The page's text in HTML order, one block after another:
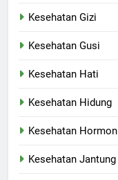
Kesehatan Gizi
Kesehatan Gusi
Kesehatan Hati
Kesehatan Hidung
Kesehatan Hormon
Kesehatan Jantung